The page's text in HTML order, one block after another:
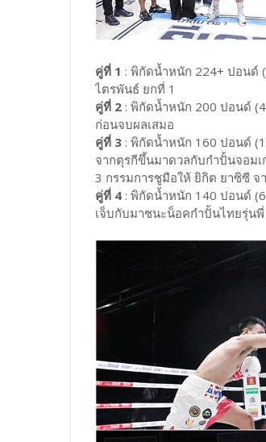
คู่ที่ 1 : พิกัดน้ำหนัก 224+ ปอนด์
ไตรพันธ์ ยกที่ 1
คู่ที่ 2 : พิกัดน้ำหนัก 200 ปอนด์
ก่อนจบผลเสมอ
คู่ที่ 3 : พิกัดน้ำหนัก 160 ปอนด์
จากตุรกีขึ้นมาดวลกับกำปั้นจอม
3 กรรมการชูมือให้ ยิกิต ยาซิซี
คู่ที่ 4 : พิกัดน้ำหนัก 140 ปอนด์
เจ็บกับมาชนะน็อคกำปั้นไทยรุ่นพี่